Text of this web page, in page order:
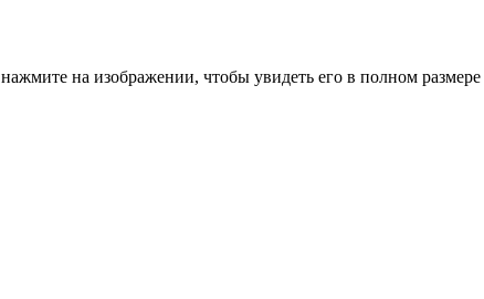
нажмите на изображении, чтобы увидеть его в полном размере